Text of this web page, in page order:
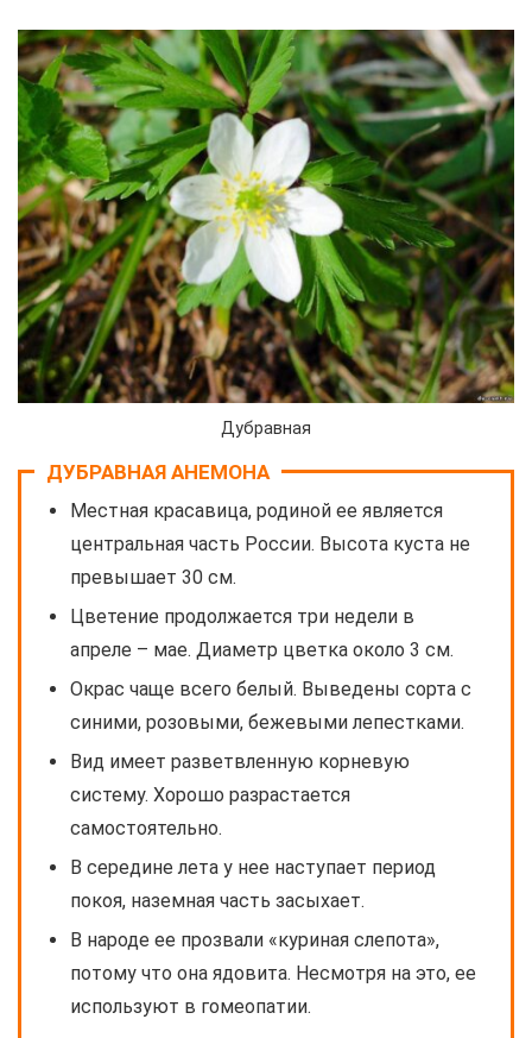
Дубравная
ДУБРАВНАЯ АНЕМОНА
Местная красавица, родиной ее является
центральная часть России. Высота куста не
превышает 30 см.
Цветение продолжается три недели в
апреле – мае. Диаметр цветка около 3 см.
Окрас чаще всего белый. Выведены сорта с
синими, розовыми, бежевыми лепестками.
Вид имеет разветвленную корневую
систему. Хорошо разрастается
самостоятельно.
В середине лета у нее наступает период
покоя, наземная часть засыхает.
В народе ее прозвали «куриная слепота»,
потому что она ядовита. Несмотря на это, ее
используют в гомеопатии.